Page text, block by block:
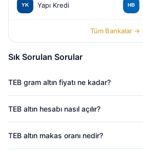
Yapı Kredi
Tüm Bankalar →
Sık Sorulan Sorular
TEB gram altın fiyatı ne kadar?
TEB altın hesabı nasıl açılır?
TEB altın makas oranı nedir?